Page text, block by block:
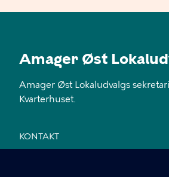
Amager Øst
Amager Øst Lokaludvalgs
Kvarterhuset.
KONTAKT